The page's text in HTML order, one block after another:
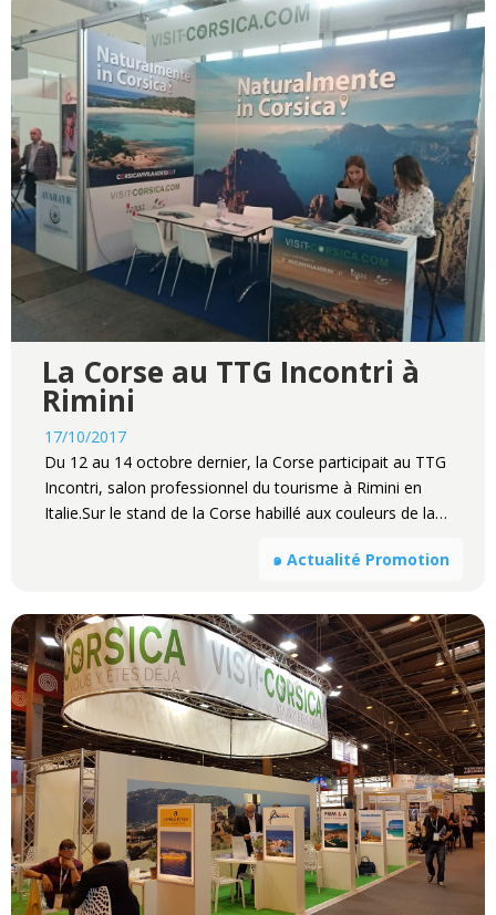
La Corse au TTG Incontri à
Rimini
17/10/2017
Du 12 au 14 octobre dernier, la Corse participait au TTG
Incontri, salon professionnel du tourisme à Rimini en
Italie.Sur le stand de la Corse habillé aux couleurs de la…
๑ Actualité Promotion